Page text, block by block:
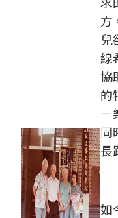
求
方
兒
線
協
的
－
同
長
如